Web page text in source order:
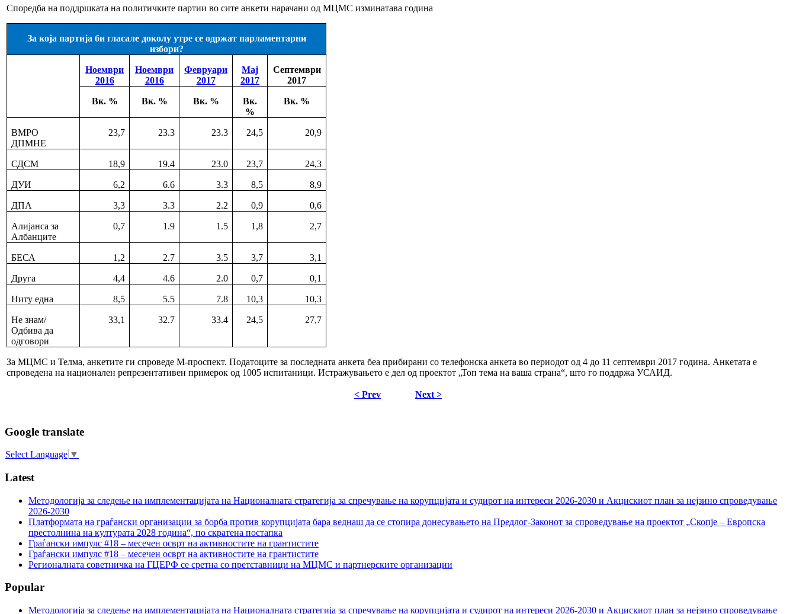
Споредба на поддршката на политичките партии во сите анкети нарачани од МЦМС изминатава година
За која партија би гласале доколу утре се одржат парламентарни
избори?
Ноември
2016
Ноември
2016
Февруари
2017
Мај
2017
Септември
2017
Вк. % Вк. % Вк. %
Вк.
%
Вк. %
ВМРО
ДПМНЕ
23,7 23.3 23.3 24,5 20,9
СДСМ 18,9 19.4 23.0 23,7 24,3
ДУИ 6,2 6.6 3.3 8,5 8,9
ДПА 3,3 3.3 2.2 0,9 0,6
Алијанса за
Албанците
0,7 1.9 1.5 1,8 2,7
БЕСА 1,2 2.7 3.5 3,7 3,1
Друга 4,4 4.6 2.0 0,7 0,1
Ниту една 8,5 5.5 7.8 10,3 10,3
Не знам/
Одбива да
одговори
33,1 32.7 33.4 24,5 27,7
За МЦМС и Телма, анкетите ги спроведе М-проспект. Податоците за последната анкета беа прибирани со телефонска анкета во периодот од 4 до 11 септември 2017 година. Анкетата е
спроведена на национален репрезентативен примерок од 1005 испитаници. Истражувањето е дел од проектот „Топ тема на ваша страна“, што го поддржа УСАИД.
< Prev Next >
Google translate
Select Language ▼
Latest
Методологија за следење на имплементацијата на Националната стратегија за спречување на корупцијата и судирот на интереси 2026-2030 и Акцискиот план за нејзино спроведување
2026-2030
Платформата на граѓански организации за борба против корупцијата бара веднаш да се стопира донесувањето на Предлог-Законот за спроведување на проектот „Скопје – Европска
престолнина на културата 2028 година“, по скратена постапка
Граѓански импулс #18 – месечен осврт на активностите на грантистите
Граѓански импулс #18 – месечен осврт на активностите на грантистите
Регионалната советничка на ГЦЕРФ се сретна со претставници на МЦМС и партнерските организации
Popular
Методологија за следење на имплементацијата на Националната стратегија за спречување на корупцијата и судирот на интереси 2026-2030 и Акцискиот план за нејзино спроведување